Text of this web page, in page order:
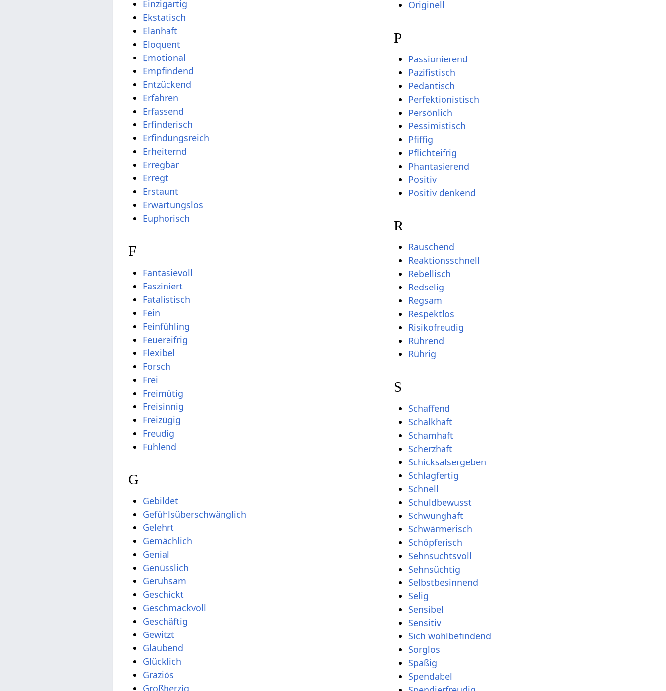
Einzigartig
Ekstatisch
Elanhaft
Eloquent
Emotional
Empfindend
Entzückend
Erfahren
Erfassend
Erfinderisch
Erfindungsreich
Erheiternd
Erregbar
Erregt
Erstaunt
Erwartungslos
Euphorisch
F
Fantasievoll
Fasziniert
Fatalistisch
Fein
Feinfühling
Feuereifrig
Flexibel
Forsch
Frei
Freimütig
Freisinnig
Freizügig
Freudig
Fühlend
G
Gebildet
Gefühlsüberschwänglich
Gelehrt
Gemächlich
Genial
Genüsslich
Geruhsam
Geschickt
Geschmackvoll
Geschäftig
Gewitzt
Glaubend
Glücklich
Graziös
Großherzig
Originell
P
Passionierend
Pazifistisch
Pedantisch
Perfektionistisch
Persönlich
Pessimistisch
Pfiffig
Pflichteifrig
Phantasierend
Positiv
Positiv denkend
R
Rauschend
Reaktionsschnell
Rebellisch
Redselig
Regsam
Respektlos
Risikofreudig
Rührend
Rührig
S
Schaffend
Schalkhaft
Schamhaft
Scherzhaft
Schicksalsergeben
Schlagfertig
Schnell
Schuldbewusst
Schwunghaft
Schwärmerisch
Schöpferisch
Sehnsuchtsvoll
Sehnsüchtig
Selbstbesinnend
Selig
Sensibel
Sensitiv
Sich wohlbefindend
Sorglos
Spaßig
Spendabel